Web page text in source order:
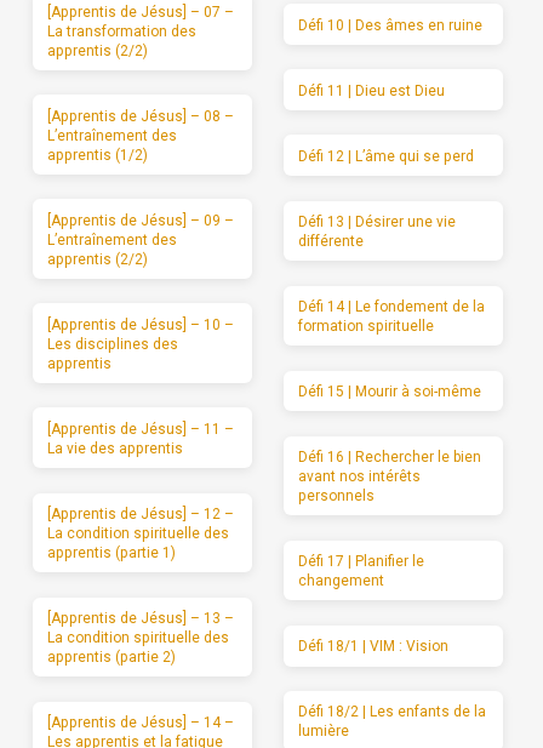
[Apprentis de Jésus] – 07 –
La transformation des
apprentis (2/2)
[Apprentis de Jésus] – 08 –
L’entraînement des
apprentis (1/2)
[Apprentis de Jésus] – 09 –
L’entraînement des
apprentis (2/2)
[Apprentis de Jésus] – 10 –
Les disciplines des
apprentis
[Apprentis de Jésus] – 11 –
La vie des apprentis
[Apprentis de Jésus] – 12 –
La condition spirituelle des
apprentis (partie 1)
[Apprentis de Jésus] – 13 –
La condition spirituelle des
apprentis (partie 2)
[Apprentis de Jésus] – 14 –
Les apprentis et la fatigue
Défi 10 | Des âmes en ruine
Défi 11 | Dieu est Dieu
Défi 12 | L’âme qui se perd
Défi 13 | Désirer une vie
différente
Défi 14 | Le fondement de la
formation spirituelle
Défi 15 | Mourir à soi-même
Défi 16 | Rechercher le bien
avant nos intérêts
personnels
Défi 17 | Planifier le
changement
Défi 18/1 | VIM : Vision
Défi 18/2 | Les enfants de la
lumière